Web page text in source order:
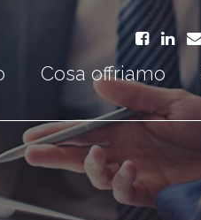
Cosa offriamo